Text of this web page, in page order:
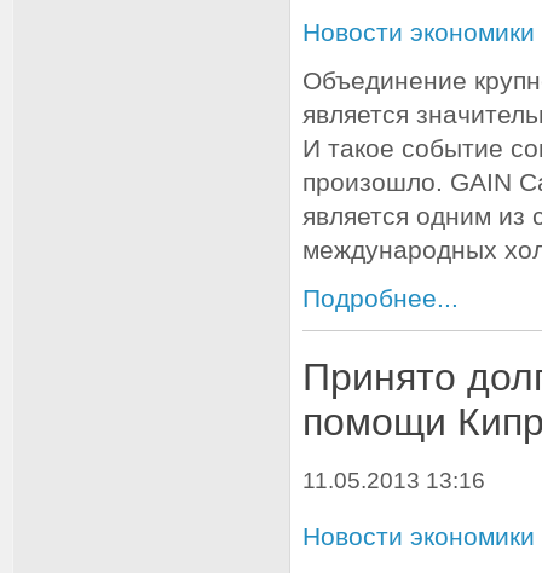
Новости экономики
Объединение
является
И такое событие
произошло. GAIN
является одним из
международных
Подробнее...
Принято
помощи
11.05.2013 13:16
Новости экономики